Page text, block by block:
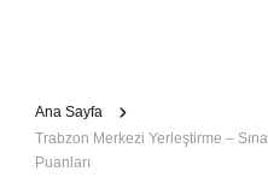
Ana Sayfa
Trabzon Merkezi Yerleştirme –
Puanları